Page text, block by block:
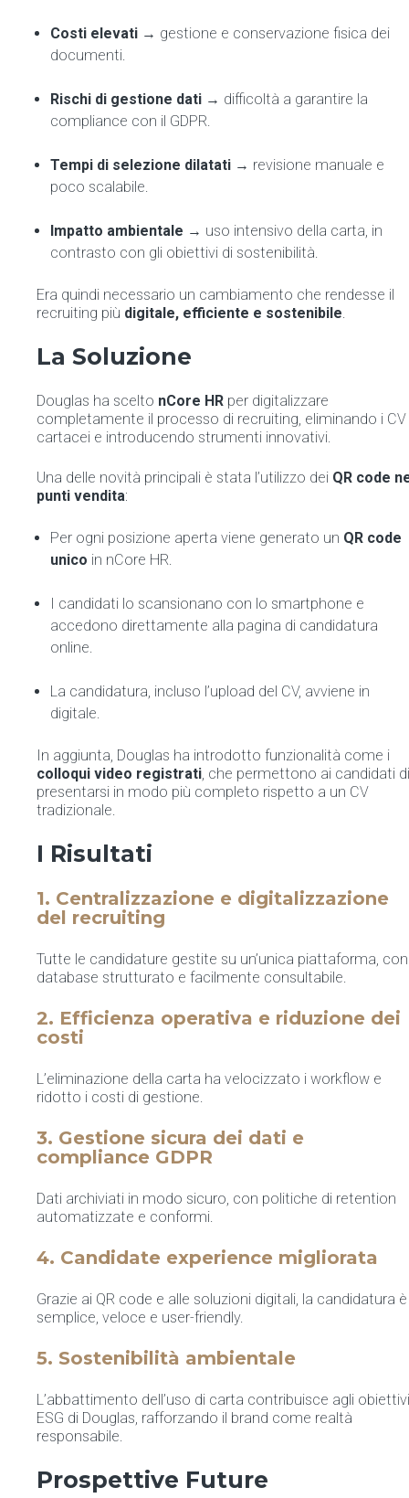
Costi elevati → gestione e conservazione fisica dei
documenti.
Rischi di gestione dati → difficoltà a garantire la
compliance con il GDPR.
Tempi di selezione dilatati → revisione manuale e
poco scalabile.
Impatto ambientale → uso intensivo della carta, in
contrasto con gli obiettivi di sostenibilità.
Era quindi necessario un cambiamento che rendesse il
recruiting più digitale, efficiente e sostenibile.
La Soluzione
Douglas ha scelto nCore HR per digitalizzare
completamente il processo di recruiting, eliminando i CV
cartacei e introducendo strumenti innovativi.
Una delle novità principali è stata l’utilizzo dei QR code
punti vendita:
Per ogni posizione aperta viene generato un QR code
unico in nCore HR.
I candidati lo scansionano con lo smartphone e
accedono direttamente alla pagina di candidatura
online.
La candidatura, incluso l’upload del CV, avviene in
digitale.
In aggiunta, Douglas ha introdotto funzionalità come i
colloqui video registrati, che permettono ai candidati di
presentarsi in modo più completo rispetto a un CV
tradizionale.
I Risultati
1. Centralizzazione e digitalizzazione
del recruiting
Tutte le candidature gestite su un’unica piattaforma, con
database strutturato e facilmente consultabile.
2. Efficienza operativa e riduzione dei
costi
L’eliminazione della carta ha velocizzato i workflow e
ridotto i costi di gestione.
3. Gestione sicura dei dati e
compliance GDPR
Dati archiviati in modo sicuro, con politiche di retention
automatizzate e conformi.
4. Candidate experience migliorata
Grazie ai QR code e alle soluzioni digitali, la candidatura è
semplice, veloce e user-friendly.
5. Sostenibilità ambientale
L’abbattimento dell’uso di carta contribuisce agli obiettivi
ESG di Douglas, rafforzando il brand come realtà
responsabile.
Prospettive Future